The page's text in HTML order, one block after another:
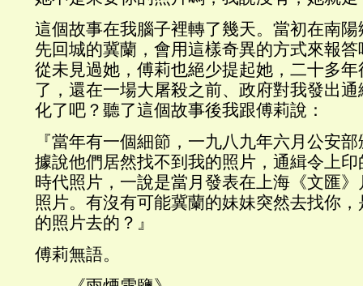
這個故事在我腦子裡轉了幾天。當初在南
先回城的冀蘭，會用這樣奇異的方式來報
從未見過她，傅莉也絕少提起她，二十多
了，還在一場大屠殺之前、政府對我發出
化了吧？聽了這個故事後我跟傅莉說：
『當年有一個細節，一九八九年六月公安
據說他們居然找不到我的照片，通緝令上
時代照片，一說是當月發表在上海《文匯
照片。有沒有可能冀蘭的妹妹突然去找你
的照片去的？』
傅莉無語。